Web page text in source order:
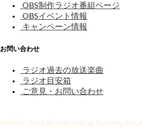
OBS制作ラジオ番組ページ
OBSイベント情報
キャンペーン情報
お問い合わせ
ラジオ過去の放送楽曲
ラジオ目安箱
ご意見・お問い合わせ
©2026 Oita Broadcasting System, Inc.